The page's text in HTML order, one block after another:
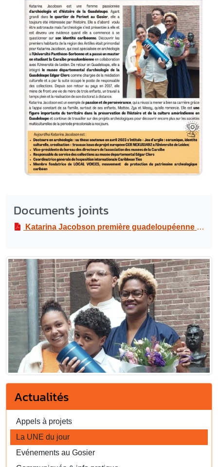
Documents joints
Katarina Jacobson première guadeloupéenne docteur en archéologie précolombienne
Actualités
Appels à projets
La UNE du jour
Evénements au Gosier